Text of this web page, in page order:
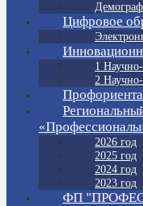
Цифровое
1
2
2026 год
2025 год
2024 год
2023 год
ФП